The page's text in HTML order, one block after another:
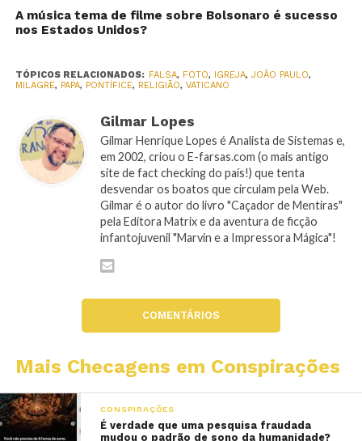
A música tema de filme sobre Bolsonaro é sucesso
nos Estados Unidos?
TÓPICOS RELACIONADOS: FALSA, FOTO, IGREJA, JOÃO PAULO,
MILAGRE, PAPA, PONTÍFICE, RELIGIÃO, VATICANO
Gilmar Lopes
Gilmar Henrique Lopes é Analista de Sistemas e,
em 2002, criou o E-farsas.com (o mais antigo
site de fact checking do país!) que tenta
desvendar os boatos que circulam pela Web.
Gilmar é o autor do livro "Caçador de Mentiras"
pela Editora Matrix e da aventura de ficção
infantojuvenil "Marvin e a Impressora Mágica"!
COMENTÁRIOS
Mais Checagens em Conspirações
CONSPIRAÇÕES
É verdade que uma pesquisa fraudada
mudou o padrão de sono da humanidade?